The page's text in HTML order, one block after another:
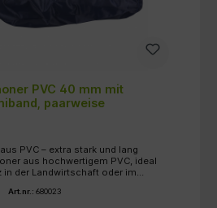
PVC 40 mm mit
paarweise
PVC – extra stark und lang
aus hochwertigem PVC, ideal
in der Landwirtschaft oder im
extra langer Ausführung für
Art.nr.: 680023